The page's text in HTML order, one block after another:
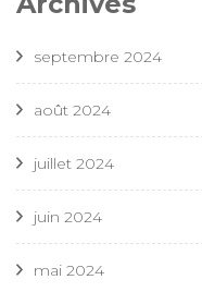
septembre 2024
août 2024
juillet 2024
juin 2024
mai 2024